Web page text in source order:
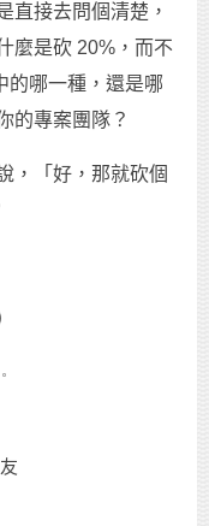
直接去問個清楚，
麼是砍 20%，而不
的哪一種，還是哪
的專案團隊？
，「好，那就砍個